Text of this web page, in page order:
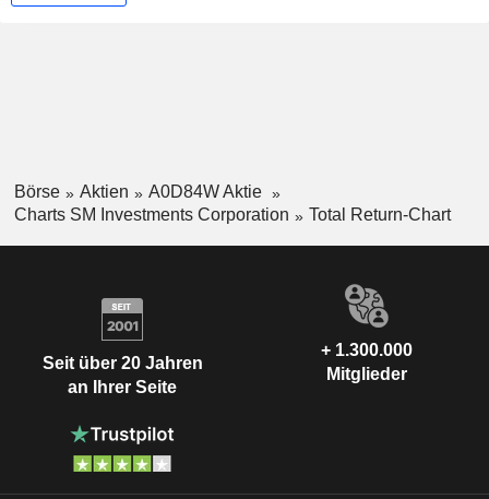
Börse Aktien
A0D84W Aktie
Charts SM Investments Corporation
Total Return-Chart
Seit über 20 Jahren
an Ihrer Seite
+ 1.300.000
Mitglieder